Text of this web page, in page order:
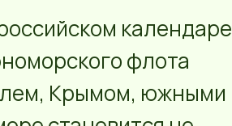
календаре
флота
Крымом, южными